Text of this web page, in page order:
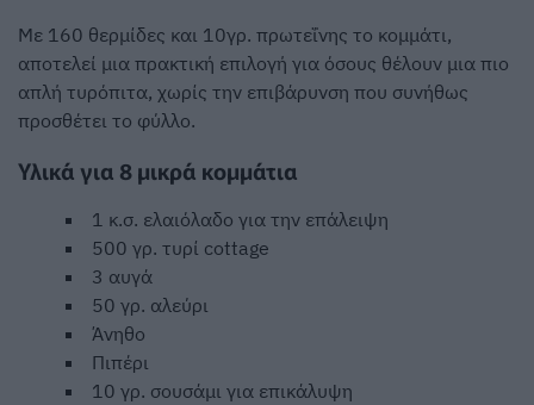
Με 160 θερμίδες και 10γρ. πρωτεΐνης το κομμάτι,
αποτελεί μια πρακτική επιλογή για όσους θέλουν μια πιο
απλή τυρόπιτα, χωρίς την επιβάρυνση που συνήθως
προσθέτει το φύλλο.
Υλικά για 8 μικρά κομμάτια
1 κ.σ. ελαιόλαδο για την επάλειψη
500 γρ. τυρί cottage
3 αυγά
50 γρ. αλεύρι
Άνηθο
Πιπέρι
10 γρ. σουσάμι για επικάλυψη